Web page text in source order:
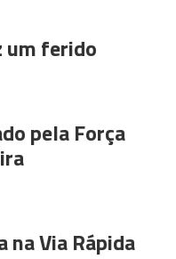
um ferido
pela Força
na Via Rápida